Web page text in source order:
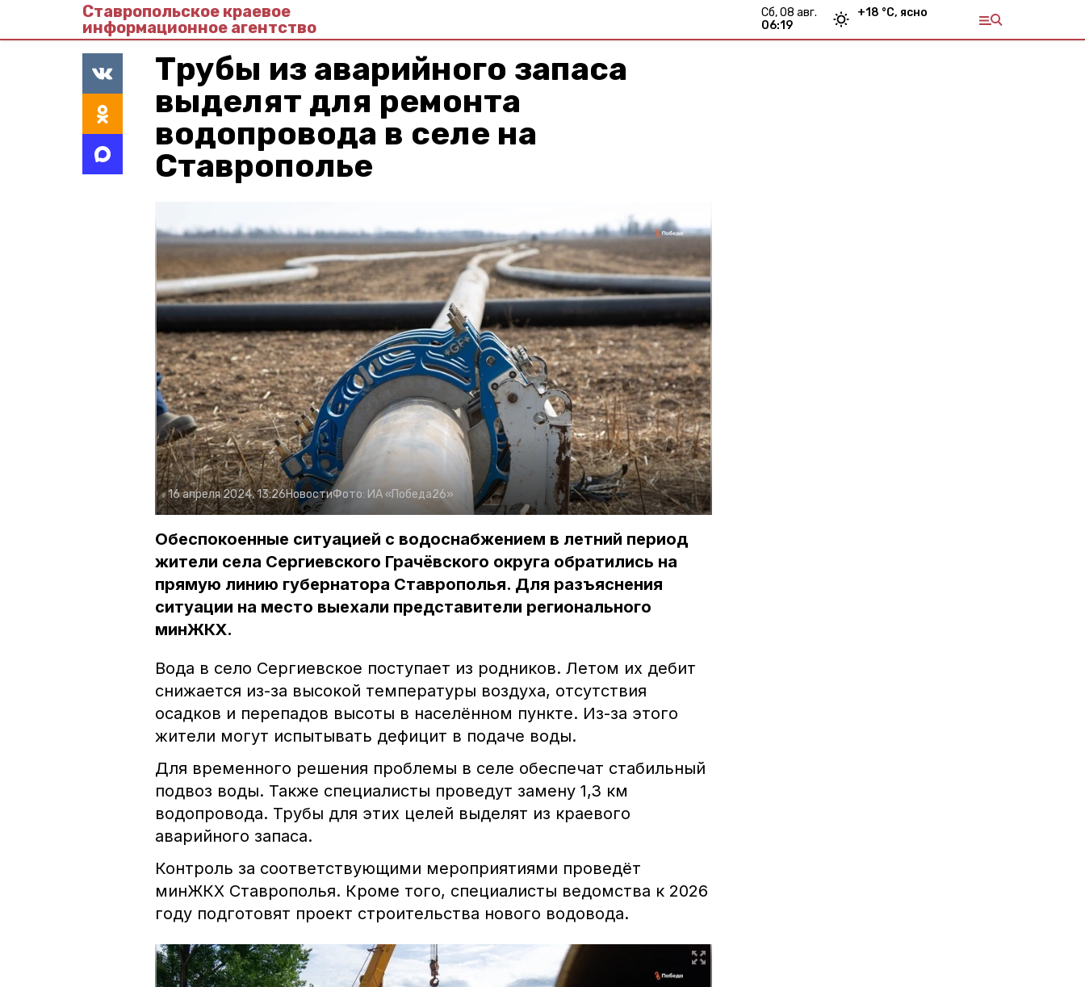
Ставропольское краевое
информационное агентство
сб, 08 авг.
06:19
+18 °С, ясно
Трубы из аварийного запаса
выделят для ремонта
водопровода в селе на
Ставрополье
16 апреля 2024, 13:26НовостиФото: ИА «Победа26»
Обеспокоенные ситуацией с водоснабжением в летний период
жители села Сергиевского Грачёвского округа обратились на
прямую линию губернатора Ставрополья. Для разъяснения
ситуации на место выехали представители регионального
минЖКХ.
Вода в село Сергиевское поступает из родников. Летом их дебит
снижается из-за высокой температуры воздуха, отсутствия
осадков и перепадов высоты в населённом пункте. Из-за этого
жители могут испытывать дефицит в подаче воды.
Для временного решения проблемы в селе обеспечат стабильный
подвоз воды. Также специалисты проведут замену 1,3 км
водопровода. Трубы для этих целей выделят из краевого
аварийного запаса.
Контроль за соответствующими мероприятиями проведёт
минЖКХ Ставрополья. Кроме того, специалисты ведомства к 2026
году подготовят проект строительства нового водовода.